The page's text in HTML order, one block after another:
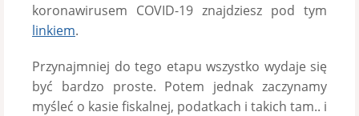
koronawirusem COVID-19 znajdziesz pod tym
linkiem.
Przynajmniej do tego etapu wszystko wydaje się
być bardzo proste. Potem jednak zaczynamy
myśleć o kasie fiskalnej, podatkach i takich tam.. i